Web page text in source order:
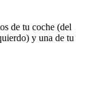
de tu coche (del
y una de tu